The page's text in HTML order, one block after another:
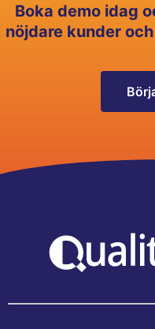
Boka demo idag
nöjdare kunder